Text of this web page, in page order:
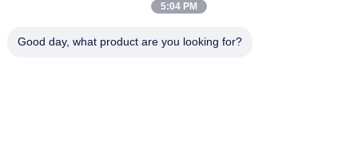
জেমিক এইচ 8 সি লোড সেল 1x1 মি 5 টন ভারী দায়িত্ব কার্বন ইস্পাত প্ল্যাটফর্মের সাথে
5:04 PM
Good day, what product are you looking for?